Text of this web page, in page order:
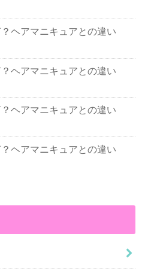
ヘアマニキュアとの違い
ヘアマニキュアとの違い
ヘアマニキュアとの違い
ヘアマニキュアとの違い